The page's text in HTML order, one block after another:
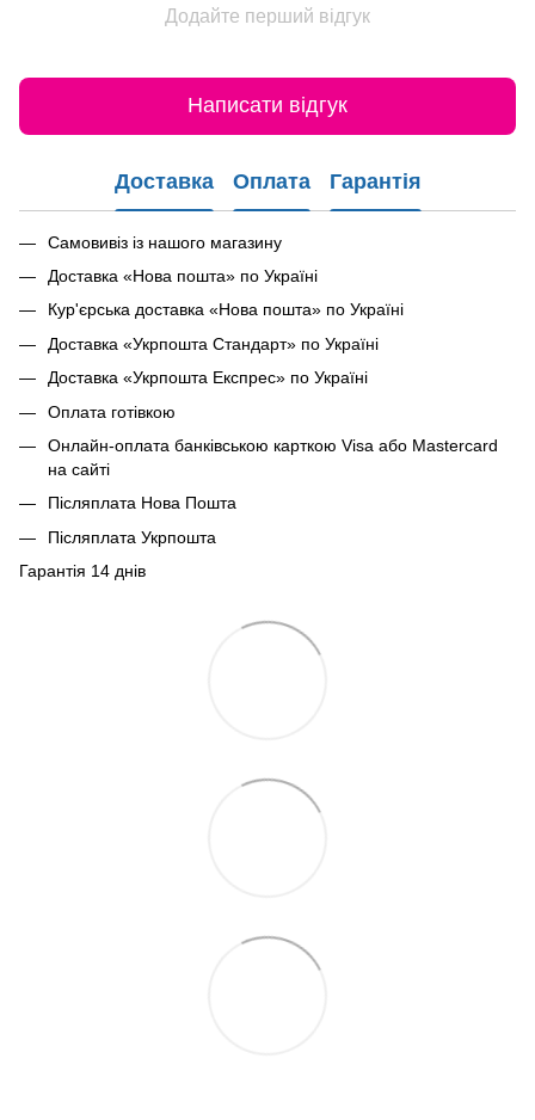
Додайте перший відгук
Написати відгук
Доставка Оплата Гарантія
Самовивіз із нашого магазину
Доставка «Нова пошта» по Україні
Кур'єрська доставка «Нова пошта» по Україні
Доставка «Укрпошта Стандарт» по Україні
Доставка «Укрпошта Експрес» по Україні
Оплата готівкою
Онлайн-оплата банківською карткою Visa або Mastercard
на сайті
Післяплата Нова Пошта
Післяплата Укрпошта
Гарантія 14 днів